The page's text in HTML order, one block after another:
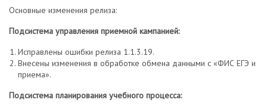
Основные изменения релиза:
Подсистема управления приемной кампанией:
Исправлены ошибки релиза 1.1.3.19.
Внесены изменения в обработке обмена данными с «ФИС ЕГЭ и
приема».
Подсистема планирования учебного процесса: